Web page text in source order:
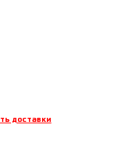
доставки